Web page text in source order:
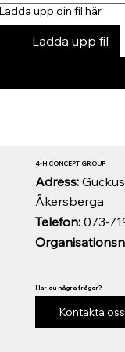
upp din fil här
Ladda upp fil
Telefon:073-
Adress:
Åkersberga
4-H CONCEPT GROUP
Har du några frågor?
Kontakta oss